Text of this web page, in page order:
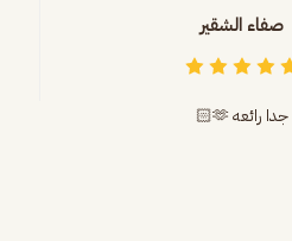
صفاء الشقير
جدا رائعه 🫶🏻